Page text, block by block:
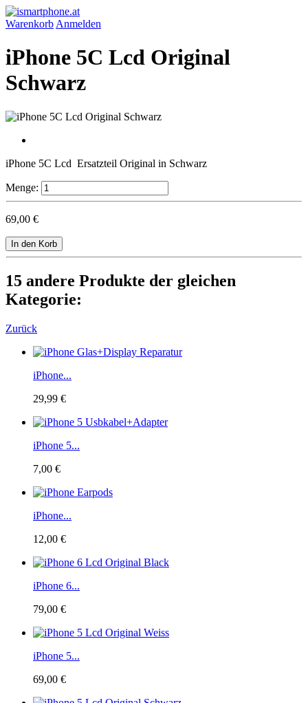
Warenkorb Anmelden
iPhone 5C Lcd Original
Schwarz
iPhone 5C Lcd Ersatzteil Original in Schwarz
Menge:
69,00 €
In den Korb
15 andere Produkte der gleichen
Kategorie:
Zurück
iPhone...
29,99 €
iPhone 5...
7,00 €
iPhone...
12,00 €
iPhone 6...
79,00 €
iPhone 5...
69,00 €